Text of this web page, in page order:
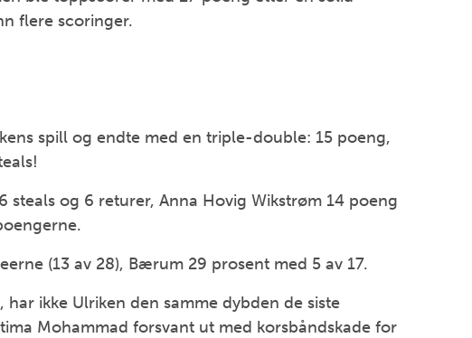
flere scoringer.
spill og endte med en triple-double: 15 poeng,
steals og 6 returer, Anna Hovig Wikstrøm 14 poeng
(13 av 28), Bærum 29 prosent med 5 av 17.
ikke Ulriken den samme dybden de siste
Mohammad forsvant ut med korsbåndskade for